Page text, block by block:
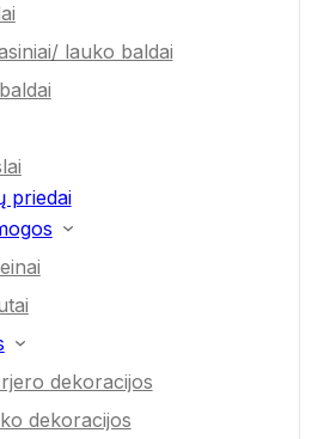
lauko baldai
priedai
dekoracijos
dekoracijos